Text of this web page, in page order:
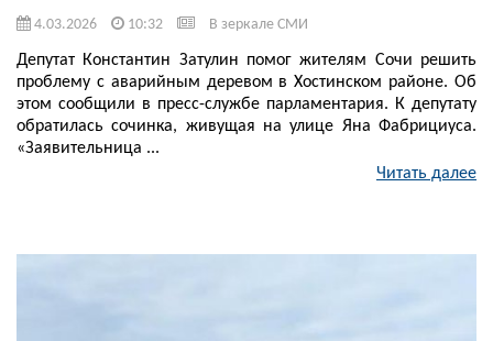
4.03.2026 10:32 В зеркале СМИ
Депутат Константин Затулин помог жителям Сочи решить
проблему с аварийным деревом в Хостинском районе. Об
этом сообщили в пресс-службе парламентария. К депутату
обратилась сочинка, живущая на улице Яна Фабрициуса.
«Заявительница ...
Читать далее